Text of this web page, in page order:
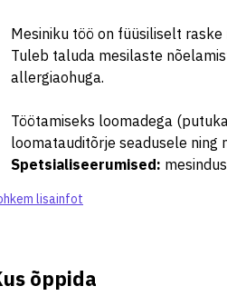
Mesiniku töö on füüsiliselt
Tuleb taluda mesilaste
allergiaohuga.
Töötamiseks loomadega
loomatauditõrje seadusele ning
Spetsialiseerumised:
lisainfot
õppida